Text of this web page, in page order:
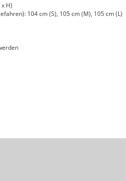
H)
104 cm (S), 105 cm (M), 105 cm (L)